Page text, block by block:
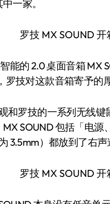
一家。
能的 2.0 桌面音箱 MX
技对这款音箱寄予的厚
和罗技的一系列无线
SOUND 包括「电
3.5mm）都放到了右声